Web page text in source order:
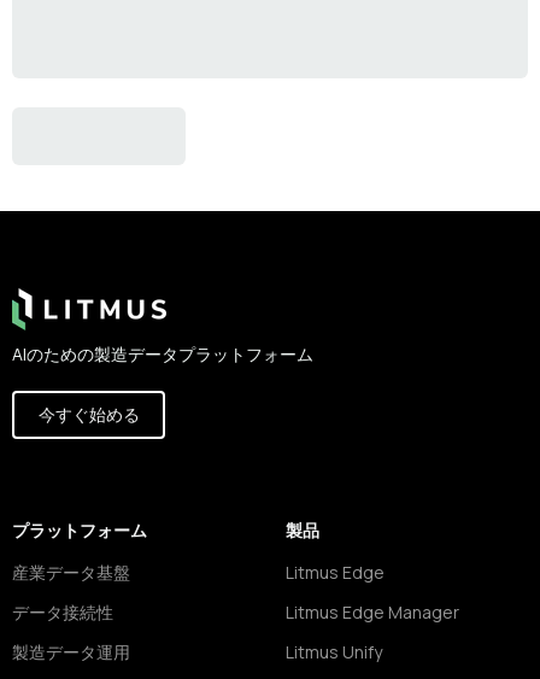
AIのための製造データプラットフォーム
今すぐ始める
プラットフォーム
産業データ基盤
データ接続性
製造データ運用
製品
Litmus Edge
Litmus Edge Manager
Litmus Unify